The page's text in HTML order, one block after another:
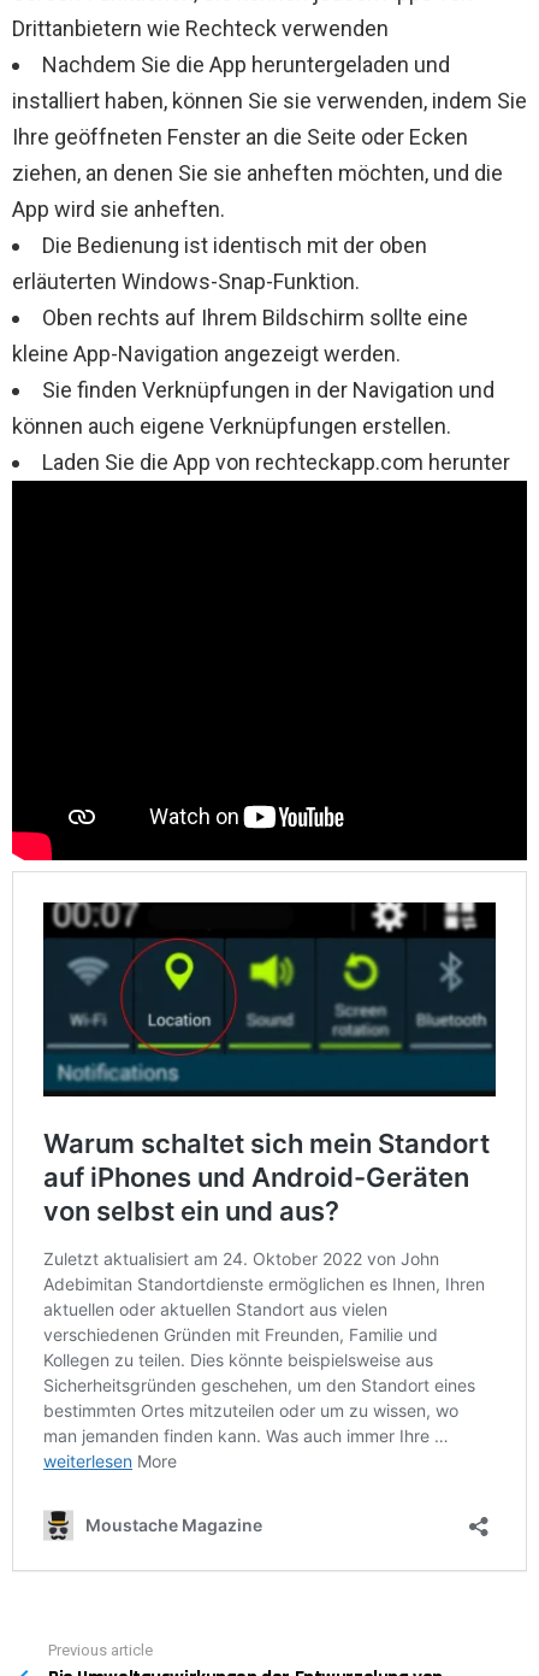
Drittanbietern wie Rechteck verwenden
Nachdem Sie die App heruntergeladen und
installiert haben, können Sie sie verwenden, indem Sie
Ihre geöffneten Fenster an die Seite oder Ecken
ziehen, an denen Sie sie anheften möchten, und die
App wird sie anheften.
Die Bedienung ist identisch mit der oben
erläuterten Windows-Snap-Funktion.
Oben rechts auf Ihrem Bildschirm sollte eine
kleine App-Navigation angezeigt werden.
Sie finden Verknüpfungen in der Navigation und
können auch eigene Verknüpfungen erstellen.
Laden Sie die App von rechteckapp.com herunter
Previous article